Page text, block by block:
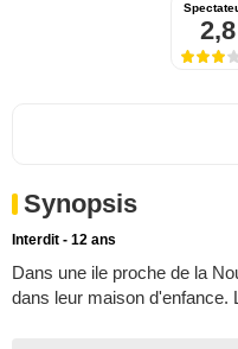
2,8
Synopsis
Interdit - 12 ans
Dans une ile proche de la
dans leur maison d'enfance.